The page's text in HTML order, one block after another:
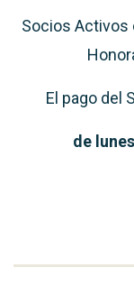
Socios Activos
El pago del
de